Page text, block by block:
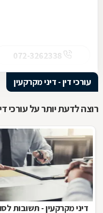
עורכי דין - דיני מקרקעין
רוצה לדעת יותר על עורכי
דיני מקרקעין - תשובות